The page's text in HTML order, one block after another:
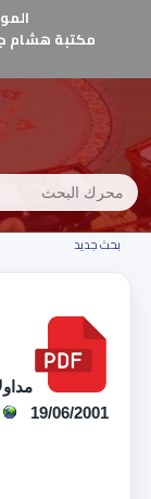
مكتبة هشام
بحث جديد
19/06/2001